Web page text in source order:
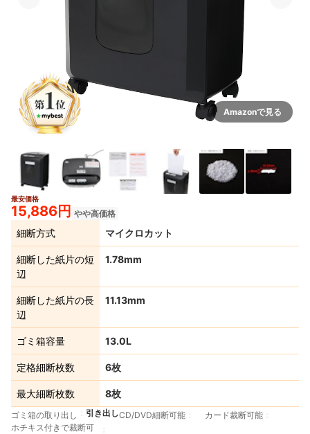
Amazonで見る
最安価格
15,886円 やや高価格
細断方式 マイクロカット
細断した紙片の短
辺
1.78mm
細断した紙片の長
辺
11.13mm
ゴミ箱容量 13.0L
定格細断枚数 6枚
最大細断枚数 8枚
ゴミ箱の取り出し 引き出しCD/DVD細断可能
カード裁断可能
ホチキス付きで裁断可